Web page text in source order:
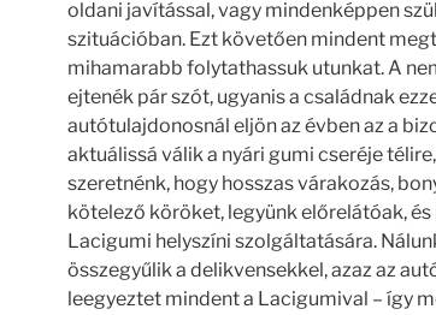
oldani javítással, vagy mindenképpen
szituációban. Ezt követően mindent
mihamarabb folytathassuk utunkat. A
ejtenék pár szót, ugyanis a családnak
autótulajdonosnál eljön az évben az a
aktuálissá válik a nyári gumi cseréje
szeretnénk, hogy hosszas várakozás,
kötelező köröket, legyünk előrelátóak,
Lacigumi helyszíni szolgáltatására.
összegyűlik a delikvensekkel, azaz az
leegyeztet mindent a Lacigumival – így